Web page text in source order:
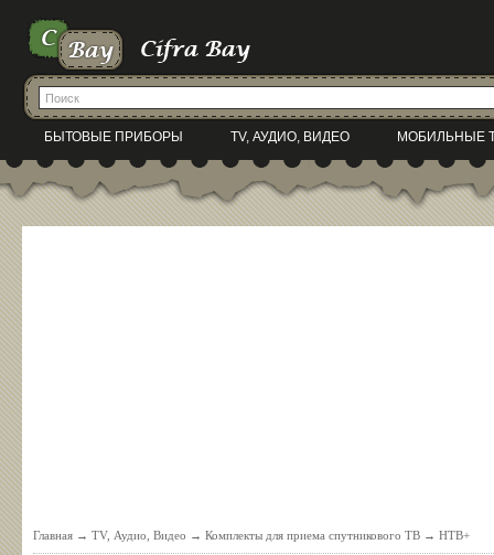
БЫТОВЫЕ ПРИБОРЫ TV, АУДИО, ВИДЕО МОБИЛЬНЫЕ
Главная → TV, Аудио, Видео → Комплекты для приема спутникового ТВ → НТВ+